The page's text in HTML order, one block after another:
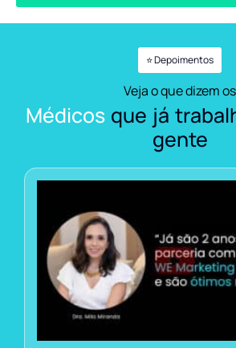
⭐ Depoimentos
Veja o que dizem os
Médicos que já
gente